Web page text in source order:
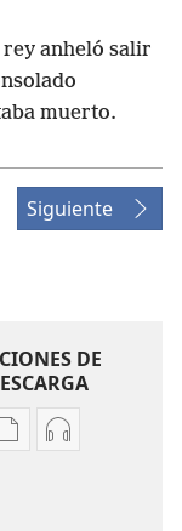
rey anheló salir
muerto.
Siguiente
DE
OpcionesOpciones